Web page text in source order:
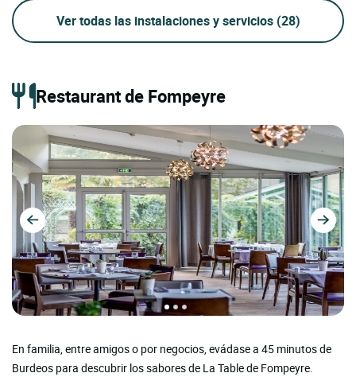
Ver todas las instalaciones y servicios (28)
Restaurant de Fompeyre
En familia, entre amigos o por negocios, evádase a 45 minutos de
Burdeos para descubrir los sabores de La Table de Fompeyre.